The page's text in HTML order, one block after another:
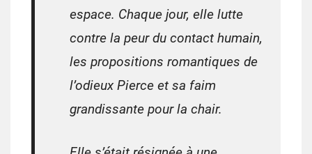
espace. Chaque jour, elle lutte
contre la peur du contact humain,
les propositions romantiques de
l’odieux Pierce et sa faim
grandissante pour la chair.